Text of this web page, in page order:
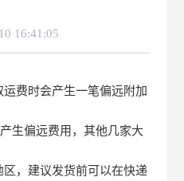
16:41:05
费时会产生一笔偏远附加
生偏远费用，其他几家大
，建议发货前可以在快递